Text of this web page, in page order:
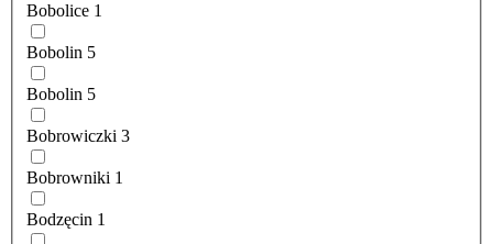
Bobolice 1
Bobolin 5
Bobolin 5
Bobrowiczki 3
Bobrowniki 1
Bodzęcin 1